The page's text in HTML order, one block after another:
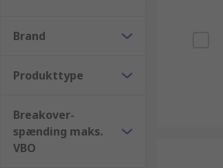
Brand
Produkttype
Breakover-
spænding maks.
VBO